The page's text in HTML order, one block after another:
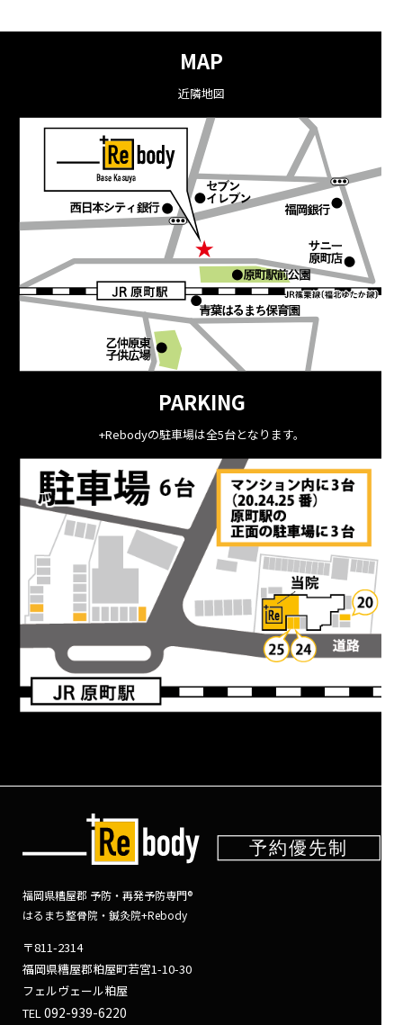
MAP
近隣地図
PARKING
+Rebodyの駐車場は全5台となります。
福岡県糟屋郡 予防・再発予防専門®
はるまち整骨院・鍼灸院+Rebody
〒811-2314
福岡県糟屋郡粕屋町若宮1-10-30
フェルヴェール粕屋
TEL092-939-6220